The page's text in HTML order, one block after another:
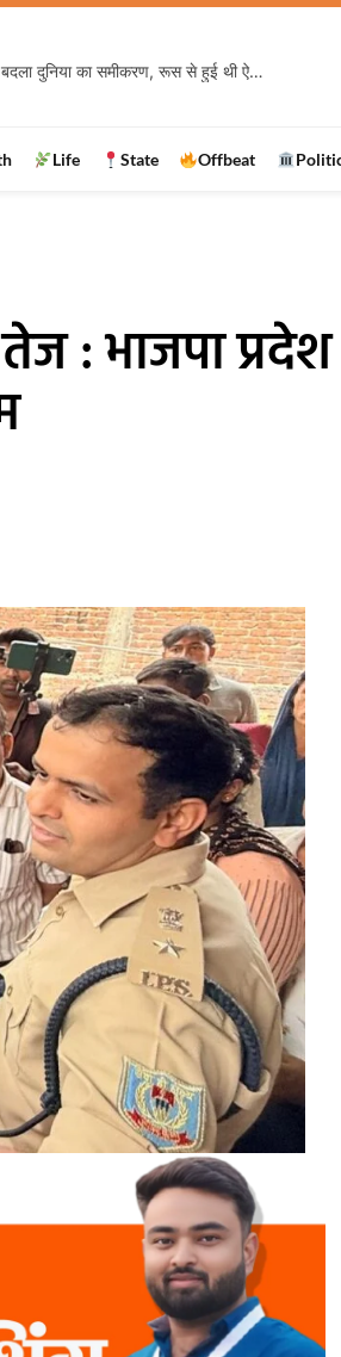
इतिहास के पन्नों में 09 अगस्त : जब भारत ने बदला दुनिया का समीकरण, रूस से हुई थी ऐसी संधि जिसने मजबूत किया देश का सुरक्षा कवच
Life State Offbeat
: भाजपा